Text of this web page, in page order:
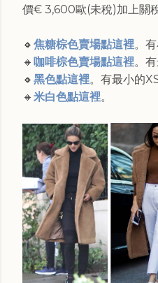
價€ 3,600歐(未稅)加上關
🔸 焦糖棕色賣場點這裡。有
🔸 咖啡棕色賣場點這裡。
🔸 黑色點這裡。有最小的
🔸 米白色點這裡。